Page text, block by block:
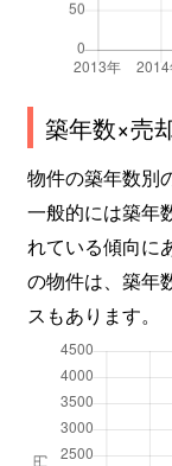
築年数×売
物件の築年数別
一般的には築年
れている傾向に
の物件は、築年
スもあります。